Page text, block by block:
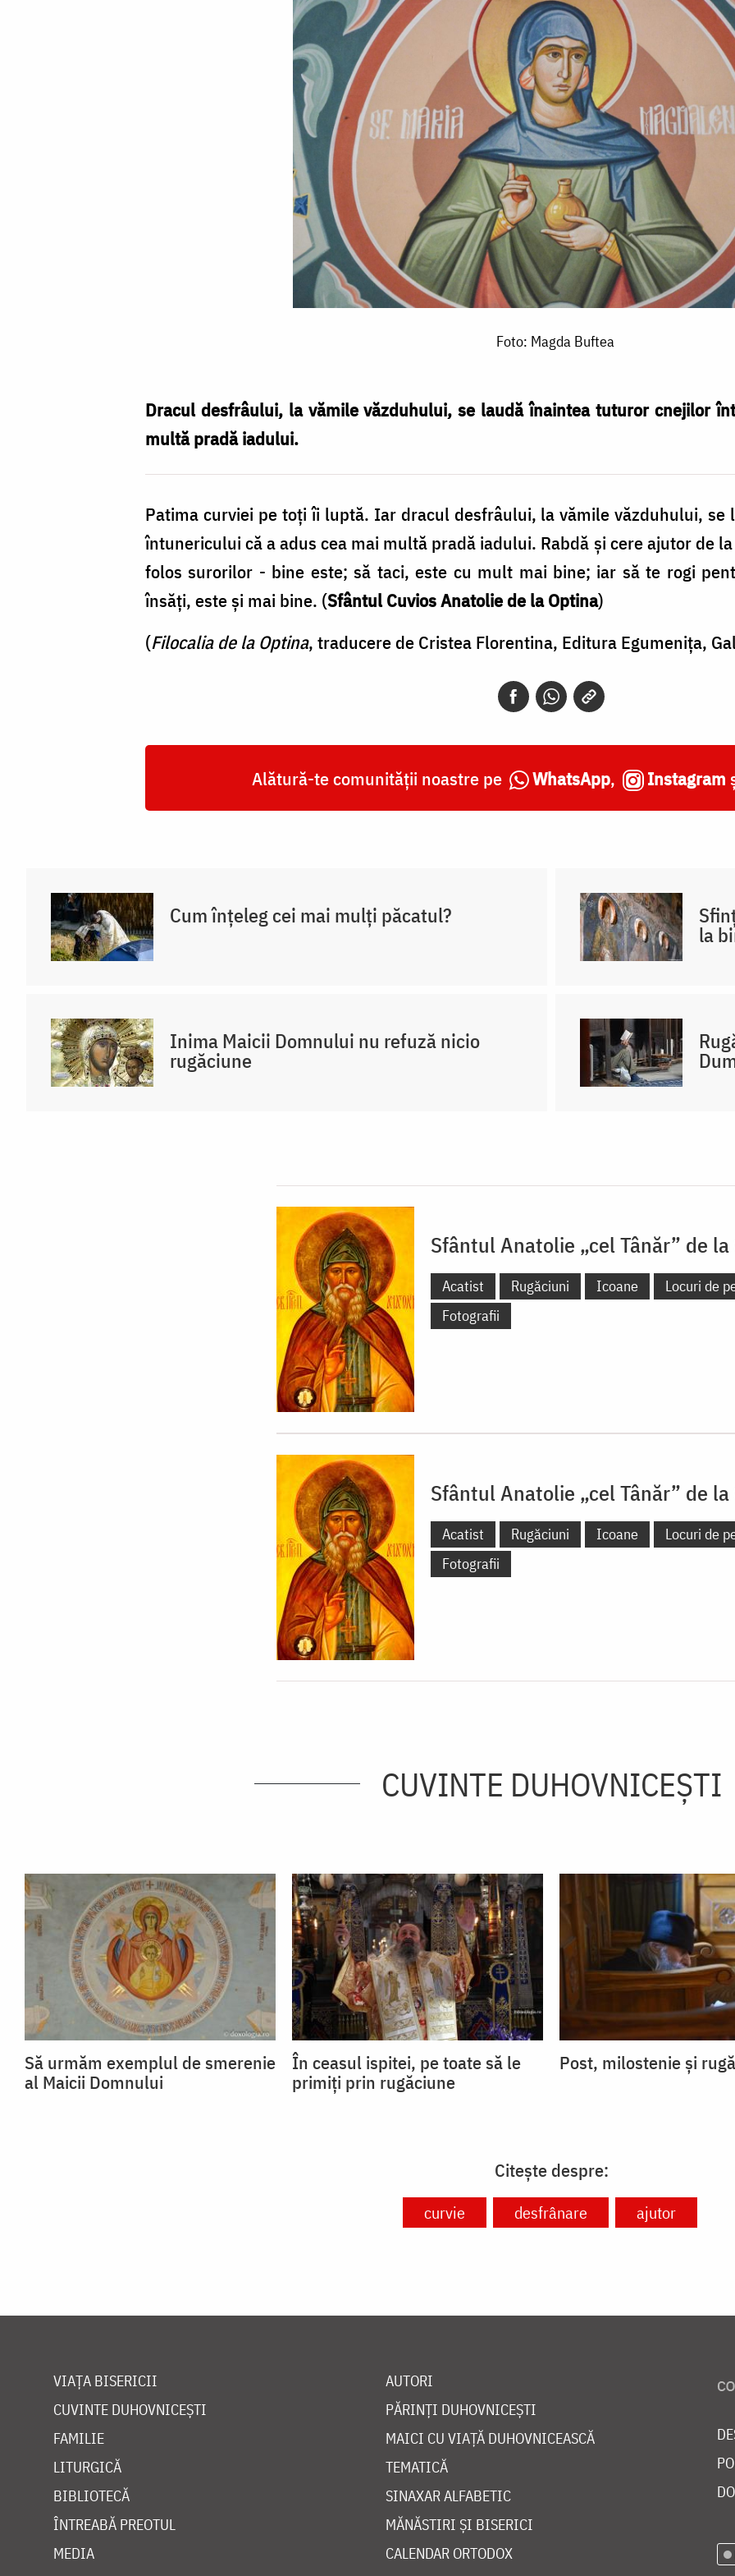
Foto: Magda Buftea
Dracul desfrâului, la vămile văzduhului, se laudă înaintea tuturor cnejilor
multă pradă iadului.
Patima curviei pe toţi îi luptă. Iar dracul desfrâului, la vămile văzduhului,
întunericului că a adus cea mai multă pradă iadului. Rabdă şi cere ajutor de
folos surorilor - bine este; să taci, este cu mult mai bine; iar să te rogi
însăţi, este şi mai bine. (Sfântul Cuvios Anatolie de la Optina)
(Filocalia de la Optina, traducere de Cristea Florentina, Editura Egumenița,
Alătură-te comunității noastre pe WhatsApp, Instagram
Cum înțeleg cei mai mulți păcatul?
la
Inima Maicii Domnului nu refuză nicio
rugăciune
Sfântul Anatolie „cel Tânăr” de
Acatist Rugăciuni Icoane
Locuri de
Fotografii
Sfântul Anatolie „cel Tânăr” de
Acatist Rugăciuni Icoane
Locuri de
Fotografii
CUVINTE DUHOVNICEȘTI
Să urmăm exemplul de smerenie
al Maicii Domnului
În ceasul ispitei, pe toate să le
primiți prin rugăciune
Post, milostenie și
Citește despre:
curvie desfrânare ajutor
VIAȚA BISERICII
CUVINTE DUHOVNICEȘTI
FAMILIE
LITURGICĂ
BIBLIOTECĂ
ÎNTREABĂ PREOTUL
MEDIA
AUTORI
PĂRINȚI DUHOVNICEȘTI
MAICI CU VIAȚĂ DUHOVNICEASCĂ
TEMATICĂ
SINAXAR ALFABETIC
MĂNĂSTIRI ȘI BISERICI
CALENDAR ORTODOX